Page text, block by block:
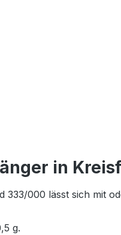
in
333/000 lässt sich mit
g.